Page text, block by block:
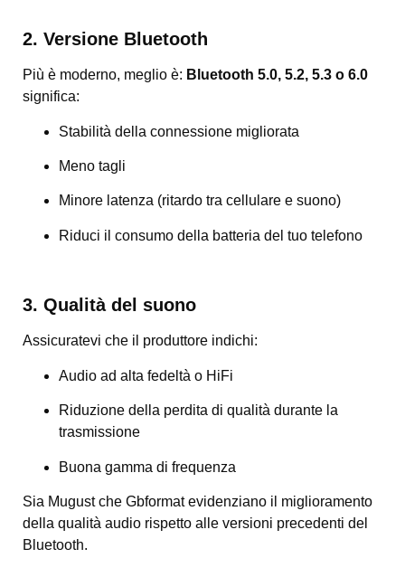
2. Versione Bluetooth
Più è moderno, meglio è: Bluetooth 5.0, 5.2, 5.3 o 6.0
significa:
Stabilità della connessione migliorata
Meno tagli
Minore latenza (ritardo tra cellulare e suono)
Riduci il consumo della batteria del tuo telefono
3. Qualità del suono
Assicuratevi che il produttore indichi:
Audio ad alta fedeltà o HiFi
Riduzione della perdita di qualità durante la
trasmissione
Buona gamma di frequenza
Sia Mugust che Gbformat evidenziano il miglioramento
della qualità audio rispetto alle versioni precedenti del
Bluetooth.